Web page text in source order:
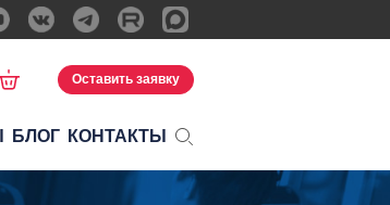
Оставить заявку
БЛОГ КОНТАКТЫ